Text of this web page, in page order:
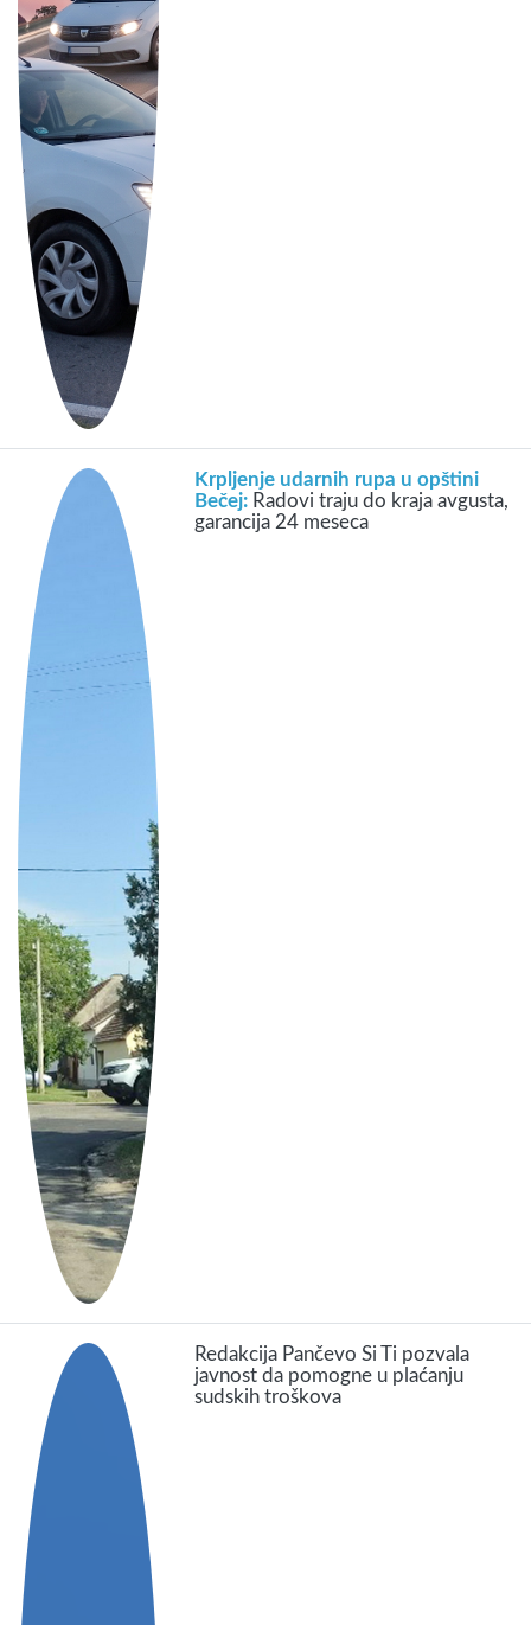
Krpljenje udarnih rupa u opštini
Bečej: Radovi traju do kraja avgusta,
garancija 24 meseca
Redakcija Pančevo Si Ti pozvala
javnost da pomogne u plaćanju
sudskih troškova